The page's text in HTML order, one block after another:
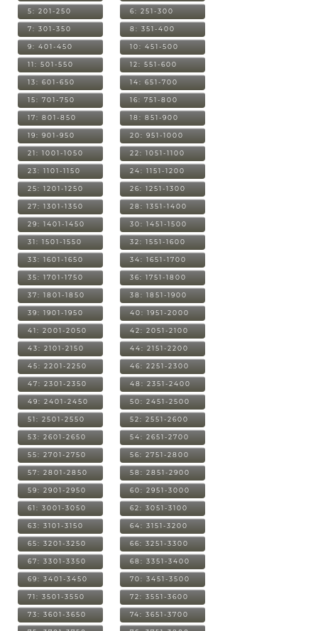
5: 201-250 6: 251-300
7: 301-350 8: 351-400
9: 401-450 10: 451-500
11: 501-550 12: 551-600
13: 601-650 14: 651-700
15: 701-750 16: 751-800
17: 801-850 18: 851-900
19: 901-950 20: 951-1000
21: 1001-1050 22: 1051-1100
23: 1101-1150 24: 1151-1200
25: 1201-1250 26: 1251-1300
27: 1301-1350 28: 1351-1400
29: 1401-1450 30: 1451-1500
31: 1501-1550 32: 1551-1600
33: 1601-1650 34: 1651-1700
35: 1701-1750 36: 1751-1800
37: 1801-1850 38: 1851-1900
39: 1901-1950 40: 1951-2000
41: 2001-2050 42: 2051-2100
43: 2101-2150 44: 2151-2200
45: 2201-2250 46: 2251-2300
47: 2301-2350 48: 2351-2400
49: 2401-2450 50: 2451-2500
51: 2501-2550 52: 2551-2600
53: 2601-2650 54: 2651-2700
55: 2701-2750 56: 2751-2800
57: 2801-2850 58: 2851-2900
59: 2901-2950 60: 2951-3000
61: 3001-3050 62: 3051-3100
63: 3101-3150 64: 3151-3200
65: 3201-3250 66: 3251-3300
67: 3301-3350 68: 3351-3400
69: 3401-3450 70: 3451-3500
71: 3501-3550 72: 3551-3600
73: 3601-3650 74: 3651-3700